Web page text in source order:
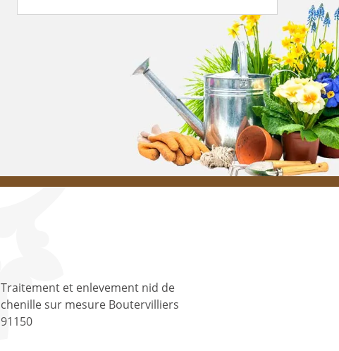
Traitement et enlevement nid de
chenille sur mesure Boutervilliers
91150